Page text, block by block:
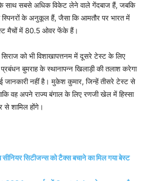
साथ सबसे अधिक विकेट लेने वाले गेंदबाज हैं, जबकि
स्पिनरों के अनुकूल हैं, जैसा कि आमतौर पर भारत में
मैचों में 80.5 ओवर फेंके हैं।
को भी विशाखापत्तनम में दूसरे टेस्ट के लिए
बुमराह के स्थानापन्न खिलाड़ी की तलाश करेगा
जानकारी नहीं है। मुकेश कुमार, जिन्हें तीसरे टेस्ट से
वह अपने राज्य बंगाल के लिए रणजी खेल में हिस्सा
से शामिल होंगे।
सिटीजन्स को टैक्स बचाने का मिल गया बेस्ट